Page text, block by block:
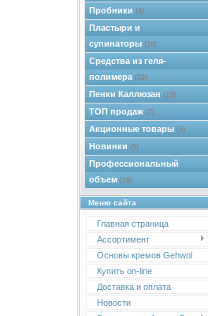
Пробники (4)
Пластыри и
супинаторы (18)
Средства из геля-
полимера (33)
Пенки Каллюзан (15)
ТОП продаж (7)
Акционные товары (9)
Новинки (5)
Профессиональный
объем (18)
Меню сайта
Главная страница
Ассортимент
Основы кремов Gehwol
Купить on-line
Доставка и оплата
Новости